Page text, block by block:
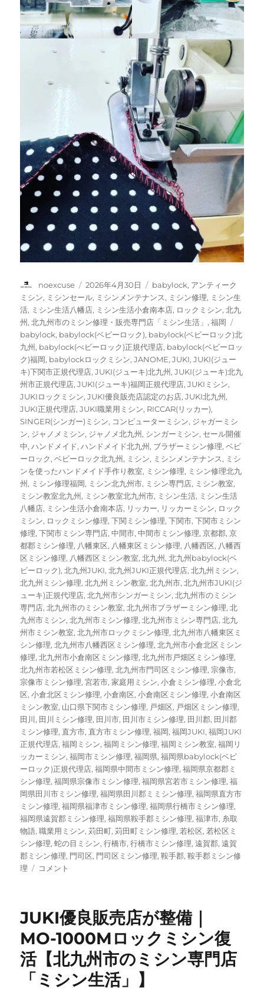
投
稿
者
noexcuse
投
稿
日:
2026年4月30日
カ
テ
ゴ
リ
ー
babylock, アンティーク
ミシン, ミシンセール, ミシンメンテナンス, ミシン修理, ミシン生
活, ミシン生活八幡店, ミシン生活小倉南本店, ロックミシン,北九
州,北九州市のミシン修理・販売専門店「ミシン生活」,福岡
グ
babylock, babylock(ベビーロック), babylock(ベビーロック)北
九州, babylock(べビーロック)正規代理店, babylock(ベビーロッ
ク)福岡, babylockロックミシン,JANOME,JUKI,JUKI(ジュー
キ)下関市正規代理店,JUKI(ジューキ)北九州,JUKI(ジューキ)北九
州市正規代理店,JUKI(ジューキ)福岡正規代理店,JUKIミシン,
JUKIロックミシン,JUKI優良販売店認定のお店,JUKI北九州,
JUKI正規代理店,JUKI職業用ミシン, RICCAR(リッカー),
SINGER(シンガー)ミシン, コンピューターミシン, ジャガーミシ
ン, ジャノメミシン, ジャノメ北九州, シンガーミシン, セール開催
中,ハンドメイド,ハンドメイド北九州, ブラザーミシン修理,ベビ
ーロック,ベビーロック北九州, ミシン, ミシンメンテナンス, ミシ
ンを使ったハンドメイド手作り教室, ミシン修理, ミシン修理北九
州, ミシン修理福岡, ミシン北九州市, ミシン専門店, ミシン教室,
ミシン教室北九州, ミシン教室北九州市, ミシン生活, ミシン生活
八幡店, ミシン生活小倉南本店, リッカー, リッカーミシン, ロック
ミシン, ロックミシン修理,下関ミシン修理,下関市,下関市ミシン
修理,下関市ミシン専門店,中間市,中間市ミシン修理,京都郡,京
都郡ミシン修理, 八幡東区, 八幡東区ミシン修理, 八幡西区, 八幡西
区ミシン修理, 八幡西区ミシン教室,北九州,北九州babylock(ベ
ビーロック),北九州JUKI,北九州JUKI正規代理店,北九州ミシン,
北九州ミシン修理,北九州ミシン教室,北九州市,北九州市JUKI(ジ
ューキ)正規代理店,北九州市シンガーミシン,北九州市のミシン
専門店,北九州市のミシン教室,北九州市ブラザーミシン修理,北
九州市ミシン,北九州市ミシン修理,北九州市ミシン専門店,北九
州市ミシン教室,北九州市ロックミシン修理,北九州市八幡東区ミ
シン修理,北九州市八幡西区ミシン修理,北九州市小倉北区ミシン
修理,北九州市小倉南区ミシン修理,北九州市戸畑区ミシン修理,
北九州市若松区ミシン修理,北九州市門司区ミシン修理,宗像市,
宗像市ミシン修理,宮若市,家庭用ミシン,小倉ミシン修理,小倉北
区,小倉北区ミシン修理,小倉南区,小倉南区ミシン修理,小倉南区
ミシン教室, 山口県下関市ミシン修理, 戸畑区, 戸畑区ミシン修理,
田川, 田川ミシン修理, 田川市, 田川市ミシン修理, 田川郡, 田川郡
ミシン修理, 直方市, 直方市ミシン修理,福岡,福岡JUKI,福岡JUKI
正規代理店,福岡ミシン,福岡ミシン修理,福岡ミシン教室,福岡リ
ッカーミシン,福岡市ミシン修理,福岡県,福岡県babylock(ベビ
ーロック)正規代理店,福岡県中間市ミシン修理,福岡県京都郡ミ
シン修理,福岡県宗像市ミシン修理,福岡県宮若市ミシン修理,福
岡県田川市ミシン修理,福岡県田川郡ミミシン修理,福岡県直方市
ミシン修理,福岡県福津市ミシン修理,福岡県行橋市ミシン修理,
福岡県遠賀郡ミシン修理,福岡県鞍手郡ミシン修理,福津市, 糸取
物語,職業用ミシン,苅田町,苅田町ミシン修理,若松区,若松区ミ
シン修理,蛇の目ミシン,行橋市,行橋市ミシン修理,遠賀郡,遠賀
郡ミシン修理, 門司区, 門司区ミシン修理,鞍手郡,鞍手郡ミシン修
理
昭
ロ
ロ
ミ
コメント
JUKI優良販売店が整備｜
MO-1000Mロックミシン復
活【北九州市のミシン専門店
「ミシン生活」】